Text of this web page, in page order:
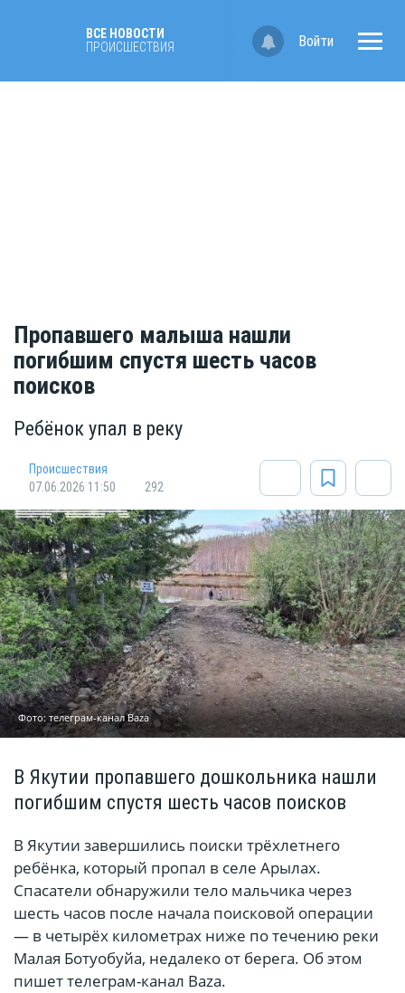
ВСЕ НОВОСТИ
ПРОИСШЕСТВИЯ
Войти
Пропавшего малыша нашли
погибшим спустя шесть часов
поисков
Ребёнок упал в реку
Происшествия
07.06.2026 11:50
292
Фото: телеграм-канал Baza
В Якутии пропавшего дошкольника нашли
погибшим спустя шесть часов поисков
В Якутии завершились поиски трёхлетнего
ребёнка, который пропал в селе Арылах.
Спасатели обнаружили тело мальчика через
шесть часов после начала поисковой операции
— в четырёх километрах ниже по течению реки
Малая Ботуобуйа, недалеко от берега. Об этом
пишет телеграм-канал Baza.